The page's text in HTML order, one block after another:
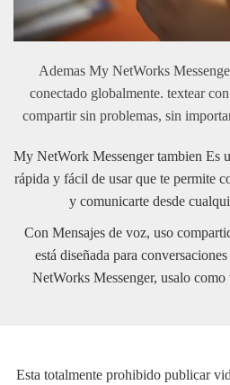
Ademas My NetWorks
conectado globalmente. textear
compartir sin problemas, sin
My NetWork Messenger tambien Es
rápida y fácil de usar que te permite
y comunicarte desde
Con Mensajes de voz, uso
está diseñada para
NetWorks Messenger, usalo
Esta totalmente prohibido publicar